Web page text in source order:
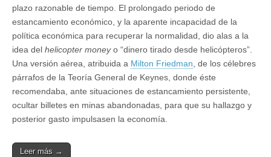
plazo razonable de tiempo. El prolongado periodo de
estancamiento económico, y la aparente incapacidad de la
política económica para recuperar la normalidad, dio alas a la
idea del helicopter moneyo “dinero tirado desde helicópteros”.
Una versión aérea, atribuida a Milton Friedman , de los célebres
párrafos de la Teoría General de Keynes, donde éste
recomendaba, ante situaciones de estancamiento persistente,
ocultar billetes en minas abandonadas, para que su hallazgo y
posterior gasto impulsasen la economía.
Leer más →